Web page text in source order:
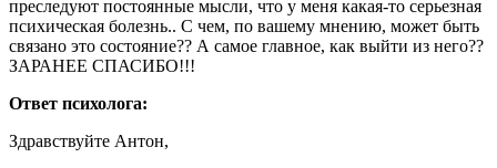
преследуют постоянные мысли, что у меня какая-то серьезная
психическая болезнь.. С чем, по вашему мнению, может быть
связано это состояние?? А самое главное, как выйти из него??
ЗАРАНЕЕ СПАСИБО!!!
Ответ психолога:
Здравствуйте Антон,